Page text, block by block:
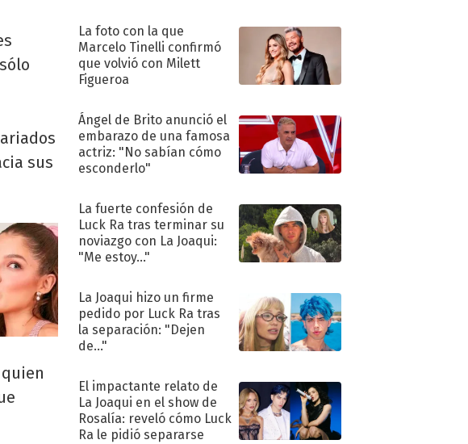
sus
quien
La foto con la que
Marcelo Tinelli confirmó
que volvió con Milett
Figueroa
Ángel de Brito anunció el
embarazo de una famosa
actriz: "No sabían cómo
esconderlo"
La fuerte confesión de
Luck Ra tras terminar su
noviazgo con La Joaqui:
"Me estoy..."
La Joaqui hizo un firme
pedido por Luck Ra tras
la separación: "Dejen
de..."
El impactante relato de
La Joaqui en el show de
Rosalía: reveló cómo Luck
Ra le pidió separarse